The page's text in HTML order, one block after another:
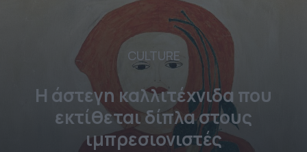
CULTURE
Η άστεγη καλλιτέχνιδα που
εκτίθεται δίπλα στους
ιμπρεσιονιστές